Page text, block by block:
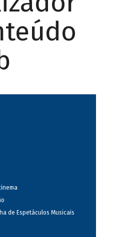
de Espetáculos Musicais